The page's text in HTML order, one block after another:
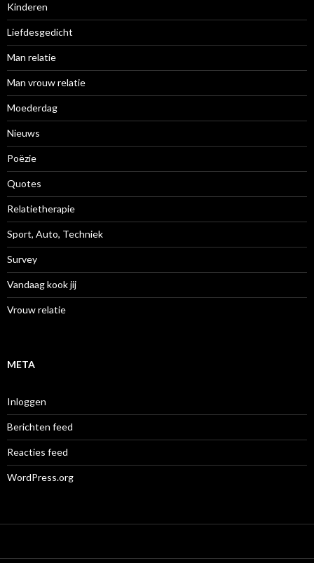
Kinderen
Liefdesgedicht
Man relatie
Man vrouw relatie
Moederdag
Nieuws
Poëzie
Quotes
Relatietherapie
Sport, Auto, Techniek
Survey
Vandaag kook jij
Vrouw relatie
META
Inloggen
Berichten feed
Reacties feed
WordPress.org